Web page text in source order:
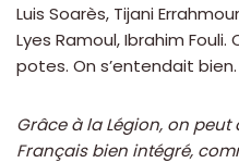
Luis Soarès, Tijani
Lyes Ramoul, Ibrahim
potes. On s’entendait bien.
Grâce à la Légion, on
Français bien intégré,